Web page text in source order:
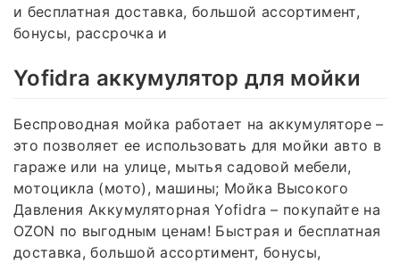
и бесплатная доставка, большой ассортимент,
бонусы, рассрочка и
Yofidra аккумулятор для мойки
Беспроводная мойка работает на аккумуляторе –
это позволяет ее использовать для мойки авто в
гараже или на улице, мытья садовой мебели,
мотоцикла (мото), машины; Мойка Высокого
Давления Аккумуляторная Yofidra – покупайте на
OZON по выгодным ценам! Быстрая и бесплатная
доставка, большой ассортимент, бонусы,